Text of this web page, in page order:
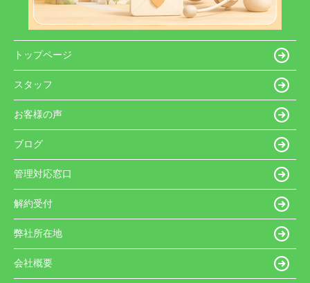
トップページ
スタッフ
お客様の声
ブログ
管理対応窓口
解約受付
弊社所在地
会社概要